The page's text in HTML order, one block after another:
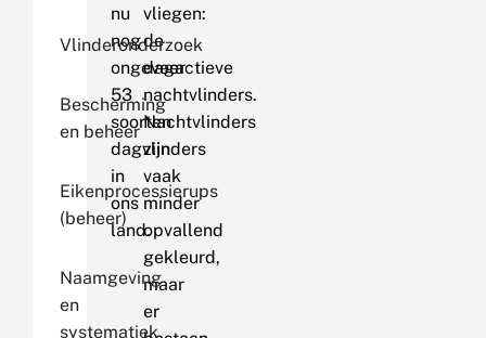
Vlinderonderzoek
Bescherming
en beheer
Eikenprocessierups
(beheer)
Naamgeving
en
systematiek
nu
nog
ongeveer
53
soorten
dagvlinders
in
ons
land.
vliegen:
de
dagactieve
nachtvlinders.
Nachtvlinders
zijn
vaak
minder
opvallend
gekleurd,
maar
er